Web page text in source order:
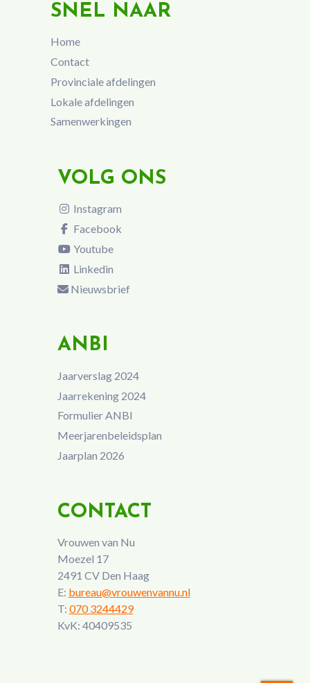
SNEL NAAR
Home
Contact
Provinciale afdelingen
Lokale afdelingen
Samenwerkingen
VOLG ONS
Instagram
Facebook
Youtube
Linkedin
Nieuwsbrief
ANBI
Jaarverslag 2024
Jaarrekening 2024
Formulier ANBI
Meerjarenbeleidsplan
Jaarplan 2026
CONTACT
Vrouwen van Nu
Moezel 17
2491 CV Den Haag
E: bureau@vrouwenvannu.nl
T: 070 3244429
KvK: 40409535